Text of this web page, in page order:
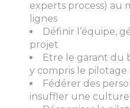
experts process) au
lignes
Définir l’équipe,
projet
Etre le garant
y compris le
Fédérer des
insuffler une culture